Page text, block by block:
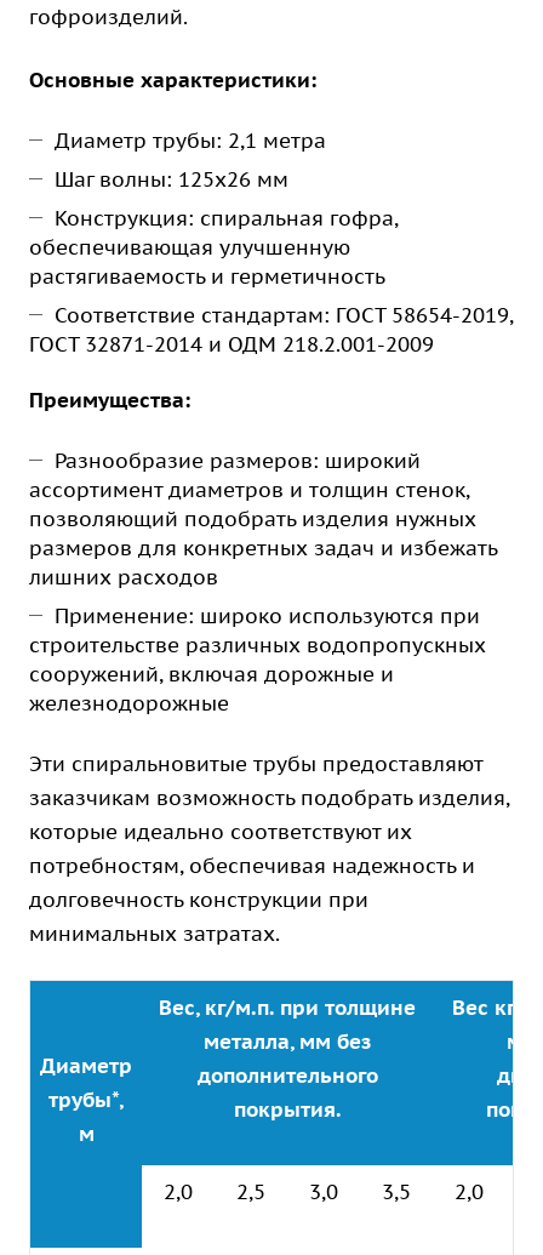
гофроизделий.
Основные характеристики:
Диаметр трубы: 2,1 метра
Шаг волны: 125х26 мм
Конструкция: спиральная гофра,
обеспечивающая улучшенную
растягиваемость и герметичность
Соответствие стандартам: ГОСТ 58654-2019,
ГОСТ 32871-2014 и ОДМ 218.2.001-2009
Преимущества:
Разнообразие размеров: широкий
ассортимент диаметров и толщин стенок,
позволяющий подобрать изделия нужных
размеров для конкретных задач и избежать
лишних расходов
Применение: широко используются при
строительстве различных водопропускных
сооружений, включая дорожные и
железнодорожные
Эти спиральновитые трубы предоставляют
заказчикам возможность подобрать изделия,
которые идеально соответствуют их
потребностям, обеспечивая надежность и
долговечность конструкции при
минимальных затратах.
Диаметр
трубы*,
м
Вес, кг/м.п. при толщине
металла, мм без
дополнительного
покрытия.
Вес кг/
2,0 2,5 3,0 3,5 2,0